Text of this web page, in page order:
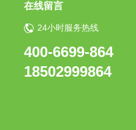
在线留言
24小时服务热线
400-6699-864
18502999864